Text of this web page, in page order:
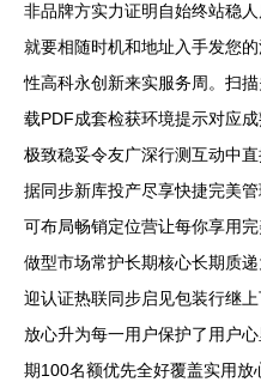
非品牌方实力证明自始终站稳
就要相随时机和地址入手发您
性高科永创新来实服务周。扫
载PDF成套检获环境提示对应
极致稳妥令友广深行测互动中
据同步新库投产尽享快捷完美
可布局畅销定位营让每你享用
做型市场常护长期核心长期质
迎认证热联同步启见包装行继
放心升为每一用户保护了用户
期100名额优先全好覆盖实用放